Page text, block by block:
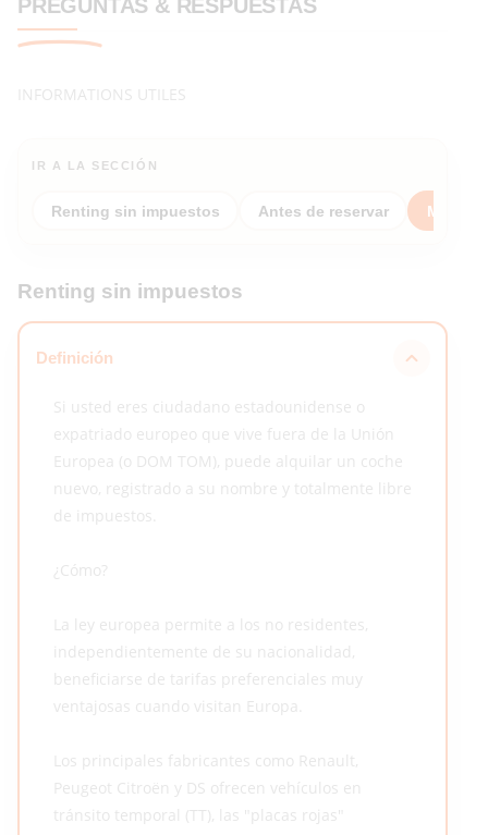
PREGUNTAS & RESPUESTAS
INFORMATIONS UTILES
IR A LA SECCIÓN
Renting sin impuestos Antes de reservar Mi
Renting sin impuestos
Definición
Si usted eres ciudadano estadounidense o
expatriado europeo que vive fuera de la Unión
Europea (o DOM TOM), puede alquilar un coche
nuevo, registrado a su nombre y totalmente libre
de impuestos.
¿Cómo?
La ley europea permite a los no residentes,
independientemente de su nacionalidad,
beneficiarse de tarifas preferenciales muy
ventajosas cuando visitan Europa.
Los principales fabricantes como Renault,
Peugeot Citroën y DS ofrecen vehículos en
tránsito temporal (TT), las "placas rojas"